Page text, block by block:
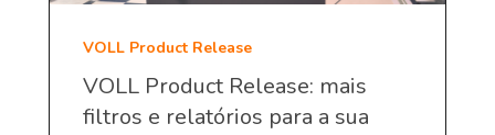
VOLL Product Release
VOLL Product Release: mais
filtros e relatórios para a sua